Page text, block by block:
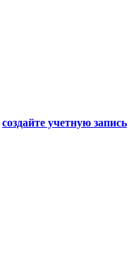
создайте учетную запись